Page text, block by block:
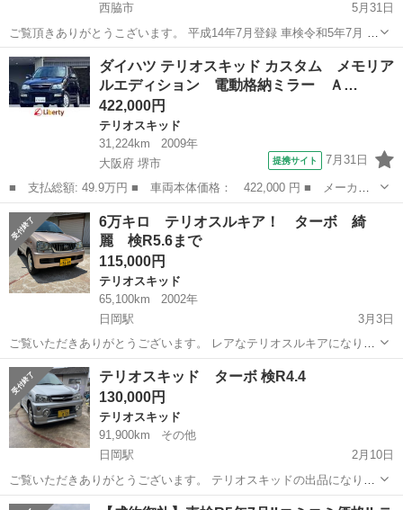
西脇市
5月31日
ご覧頂きありがとうこざいます。 平成14年7月登録 車検令和5年7月 オ
ートマ 2WD エアコンやパワステなど電装系やエンジン等の機関に特
に問題ありません。 また、5/29にエンジンオイルを交換済です。 ...
兵庫 西脇市 テリオスキッド 令和5年
ダイハツ テリオスキッド カスタム メモリア
ルエディション 電動格納ミラー Ａ…
422,000円
テリオスキッド
31,224km
2009年
大阪府 堺市
提携サイト 7月31日
■ 支払総額: 49.9万円 ■ 車両本体価格： 422,000 円 ■ メーカー
名： ダイハツ ■ 車種名： テリオスキッド ■ グレード名： カ
スタム メモリアルエディション 電動格納ミラー ＡＴ ＣＤ ア
ルミホイール...
大阪 堺市 テリオスキッド
6万キロ テリオスルキア！ ターボ 綺
麗 検R5.6まで
115,000円
テリオスキッド
65,100km
2002年
日岡駅
3月3日
ご覧いただきありがとうございます。 レアなテリオスルキアになりま
す。 基本的に屋内で保管されていたため、ヘッドライトや 定番のボデ
ィ色褪せのダメージが少なく、大変綺麗な状態です。 シリンダーヘッ
ドカバーガスケットオイ...
兵庫 加古川市 日岡駅 テリオスキッド 格安
テリオスキッド ターボ 検R4.4
130,000円
テリオスキッド
91,900km
その他
日岡駅
2月10日
ご覧いただきありがとうございます。 テリオスキッドの出品になりま
す。 期間良好で走行特に問題ありません。 ターボも良く効いておりま
兵庫 加古川市 日岡駅 テリオスキッド